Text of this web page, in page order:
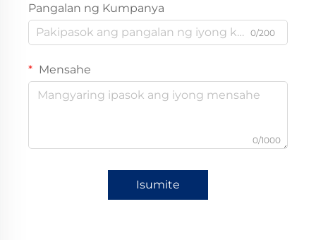
Pangalan ng Kumpanya
0/200
Mensahe
0/1000
Isumite